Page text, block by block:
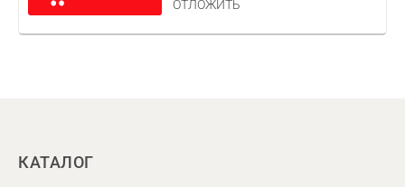
ОТЛОЖИТЬ
КАТАЛОГ